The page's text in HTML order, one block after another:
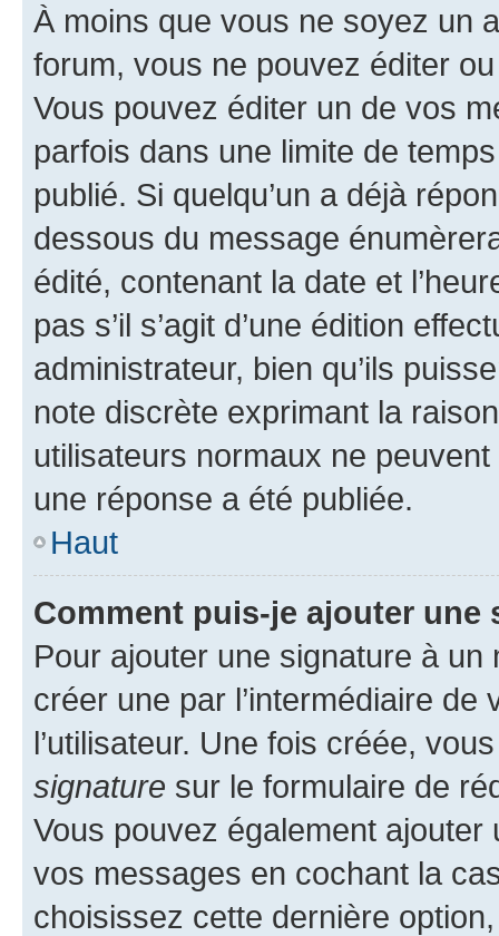
À moins que vous ne soyez un
forum, vous ne pouvez éditer
Vous pouvez éditer un de vos
parfois dans une limite de
publié. Si quelqu’un a déjà
dessous du message
édité, contenant la date et
pas s’il s’agit d’une édition
administrateur, bien qu’ils
note discrète exprimant la
utilisateurs normaux ne
une réponse a été publiée.
Haut
Comment puis-je ajouter une
Pour ajouter une signature à un
créer une par l’intermédiaire
l’utilisateur. Une fois créée,
signature sur le formulaire de
Vous pouvez également
vos messages en cochant la
choisissez cette dernière